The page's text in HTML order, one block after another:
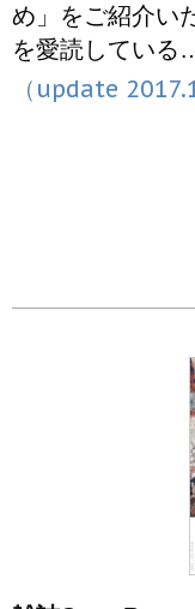
め」をご紹介い
を愛読している
（update